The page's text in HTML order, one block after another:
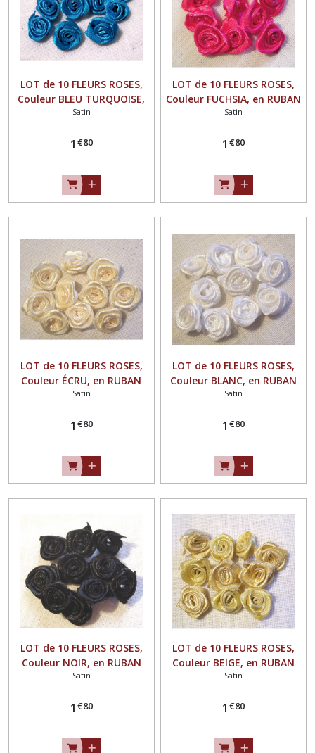
LOT de 10 FLEURS ROSES,
Couleur BLEU TURQUOISE,
en RUBAN SATIN ** 15 mm
Satin
1 €80
LOT de 10 FLEURS ROSES,
Couleur FUCHSIA, en RUBAN
SATIN ** 15 mm ** à
Satin
1 €80
LOT de 10 FLEURS ROSES,
Couleur ÉCRU, en RUBAN
SATIN ** 15 mm ** à
Satin
1 €80
LOT de 10 FLEURS ROSES,
Couleur BLANC, en RUBAN
SATIN ** 15 mm ** à
Satin
1 €80
LOT de 10 FLEURS ROSES,
Couleur NOIR, en RUBAN
SATIN ** 15 mm ** à
Satin
1 €80
LOT de 10 FLEURS ROSES,
Couleur BEIGE, en RUBAN
SATIN ** 15 mm ** à
Satin
1 €80